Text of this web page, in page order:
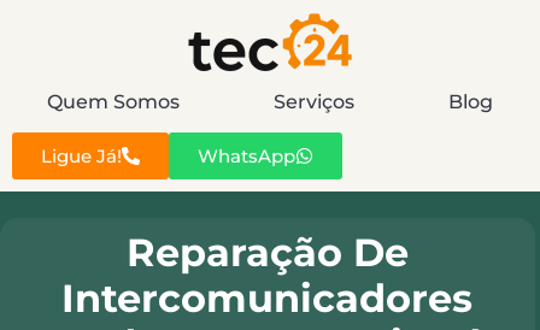
Quem Somos Serviços Blog
Ligue Já! WhatsApp
Reparação De
Intercomunicadores